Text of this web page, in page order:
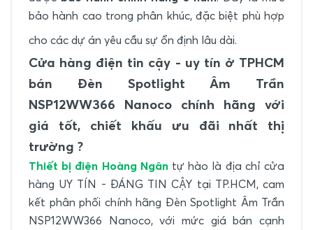
bảo hành cao trong phân khúc, đặc biệt phù hợp
cho các dự án yêu cầu sự ổn định lâu dài.
Cửa hàng điện tin cậy - uy tín ở TPHCM
bán Đèn Spotlight Âm Trần
NSP12WW366 Nanoco chính hãng với
giá tốt, chiết khấu ưu đãi nhất thị
trường ?
Thiết bị điện Hoàng Ngântự hào là địa chỉ cửa
hàng UY TÍN - ĐÁNG TIN CẬY tại TP.HCM, cam
kết phân phối chính hãng Đèn Spotlight Âm Trần
NSP12WW366 Nanoco, với mức giá bán cạnh